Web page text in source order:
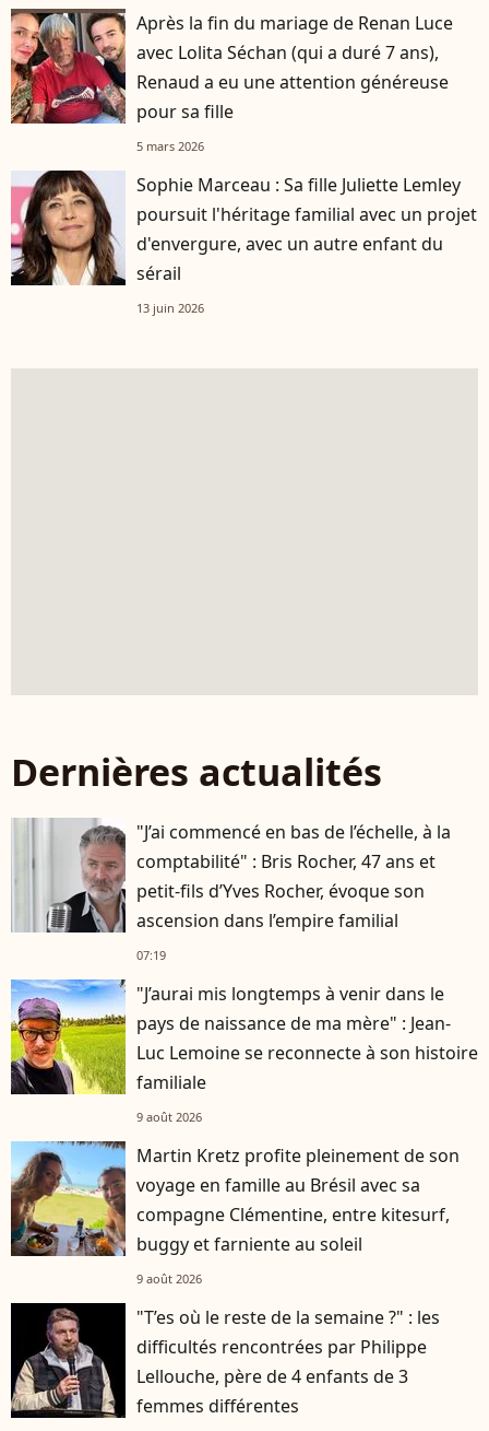
Après la fin du mariage de Renan Luce
avec Lolita Séchan (qui a duré 7 ans),
Renaud a eu une attention généreuse
pour sa fille
5 mars 2026
Sophie Marceau : Sa fille Juliette Lemley
poursuit l'héritage familial avec un projet
d'envergure, avec un autre enfant du
sérail
13 juin 2026
Dernières actualités
"J’ai commencé en bas de l’échelle, à la
comptabilité" : Bris Rocher, 47 ans et
petit-fils d’Yves Rocher, évoque son
ascension dans l’empire familial
07:19
"J’aurai mis longtemps à venir dans le
pays de naissance de ma mère" : Jean-
Luc Lemoine se reconnecte à son histoire
familiale
9 août 2026
Martin Kretz profite pleinement de son
voyage en famille au Brésil avec sa
compagne Clémentine, entre kitesurf,
buggy et farniente au soleil
9 août 2026
"T’es où le reste de la semaine ?" : les
difficultés rencontrées par Philippe
Lellouche, père de 4 enfants de 3
femmes différentes